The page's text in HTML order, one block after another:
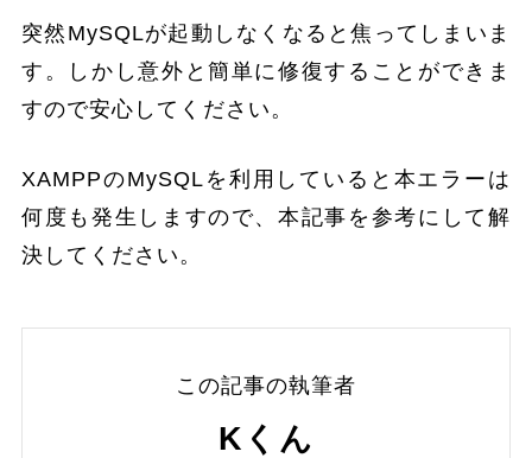
突然MySQLが起動しなくなると焦ってしまいま
す。しかし意外と簡単に修復することができま
すので安心してください。
XAMPPのMySQLを利用していると本エラーは
何度も発生しますので、本記事を参考にして解
決してください。
この記事の執筆者
Kくん